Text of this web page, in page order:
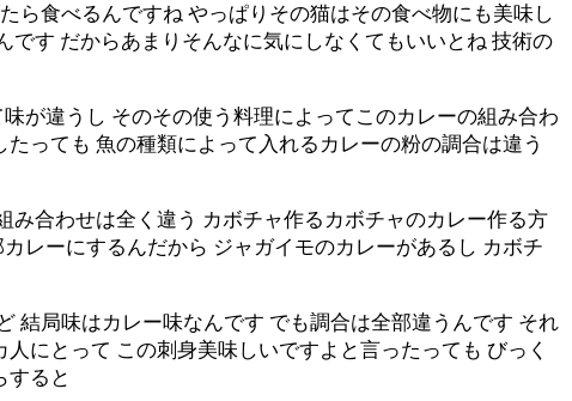
ら食べるんですね やっぱりその猫はその食べ物にも美味し
す だからあまりそんなに気にしなくてもいいとね 技術の
が違うし そのその使う料理によってこのカレーの組み合わ
っても 魚の種類によって入れるカレーの粉の調合は違う
合わせは全く違う カボチャ作るカボチャのカレー作る方
レーにするんだから ジャガイモのカレーがあるし カボチ
結局味はカレー味なんです でも調合は全部違うんです それ
にとって この刺身美味しいですよと言ったっても びっく
すると